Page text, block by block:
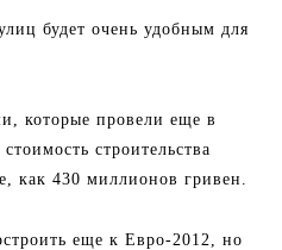
будет очень удобным для
которые провели еще в
строительства
как 430 миллионов гривен.
еще к Евро-2012, но